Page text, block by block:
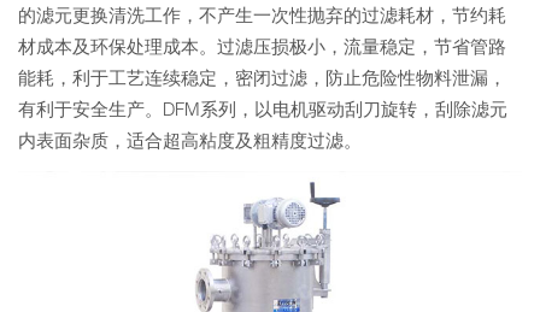
的滤元更换清洗工作，不产生一次性抛弃的过滤耗材，节约耗
材成本及环保处理成本。过滤压损极小，流量稳定，节省管路
能耗，利于工艺连续稳定，密闭过滤，防止危险性物料泄漏，
有利于安全生产。DFM系列，以电机驱动刮刀旋转，刮除滤元
内表面杂质，适合超高粘度及粗精度过滤。